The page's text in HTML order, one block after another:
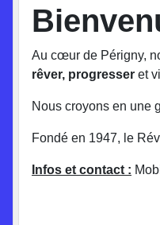
Au cœur de Périgny,
rêver, progresser et
Nous croyons en une
Fondé en 1947, le
Infos et contact :